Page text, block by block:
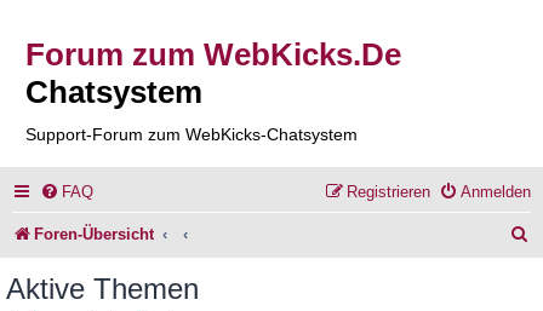
Forum zum WebKicks.De
Chatsystem
Support-Forum zum WebKicks-Chatsystem
FAQ Anmelden
Registrieren
Foren-Übersicht
Aktive Themen